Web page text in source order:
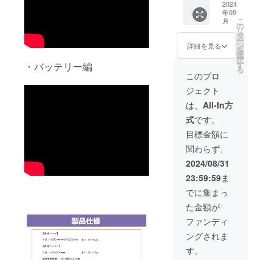
・バッテリー編
す。
内でも
シガー
ソケッ
トを使
うこと
す。
ラグ１
本 ※プ
ラグは
PSE
マーク
表示を
含む）
表示あ
り コン
セント
からの
給電中
はずっ
と温か
さを
キープ
しま
す。 お
留守番
のお子
さんの
お昼や
ご家族
34,500
円(税込)
にてご
提供し
ます。
・セッ
ト内容
専用
バッグ
１本／
専用
ヒー
ター2枚
／分岐
ケーブ
ル１本
／
12V/5A
のACプ
ラグ１
本 ※プ
ラグは
PSE
マーク
（その
2024
年09
月
詳細を見る
こ
の
リ
タ
ー
ン
を
選
択
す
る
このプロ
ジェクト
は、 All-In方
式です。
目標金額に
関わらず、
2024/08/31
23:59:59ま
でに集まっ
た金額が
ファンディ
ングされま
す。